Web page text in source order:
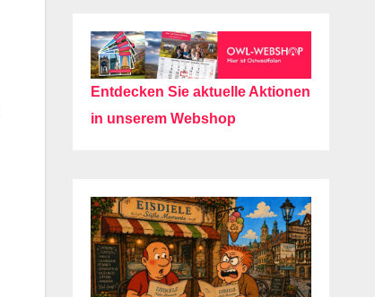
Entdecken Sie aktuelle Aktionen
in unserem Webshop